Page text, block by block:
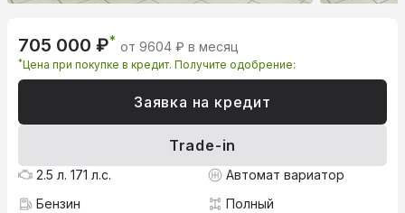
705 000 ₽* от 9604 ₽ в месяц
*Цена при покупке в кредит. Получите одобрение:
Заявка на кредит
Trade-in
2.5 л. 171 л.с.
Автомат вариатор
Бензин
Полный